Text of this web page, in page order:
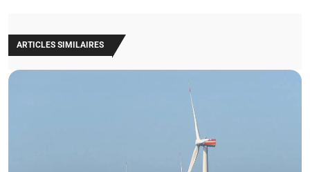
ARTICLES SIMILAIRES